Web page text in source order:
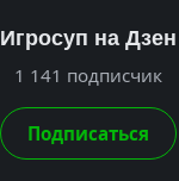
Игросуп на Дзен
1 141 подписчик
Подписаться